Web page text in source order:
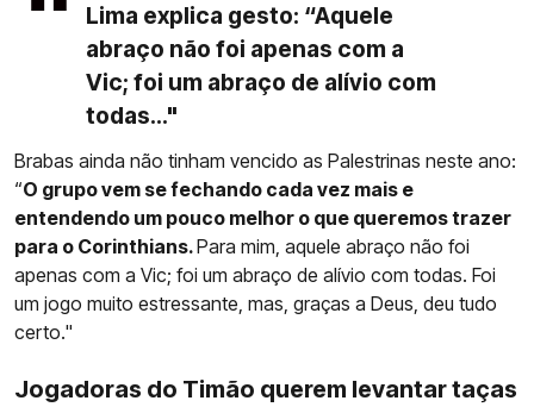
Lima explica gesto: “Aquele
abraço não foi apenas com a
Vic; foi um abraço de alívio com
todas..."
Brabas ainda não tinham vencido as Palestrinas neste ano:
“O grupo vem se fechando cada vez mais e
entendendo um pouco melhor o que queremos trazer
para o Corinthians.Para mim, aquele abraço não foi
apenas com a Vic; foi um abraço de alívio com todas. Foi
um jogo muito estressante, mas, graças a Deus, deu tudo
certo."
Jogadoras do Timão querem levantar taças